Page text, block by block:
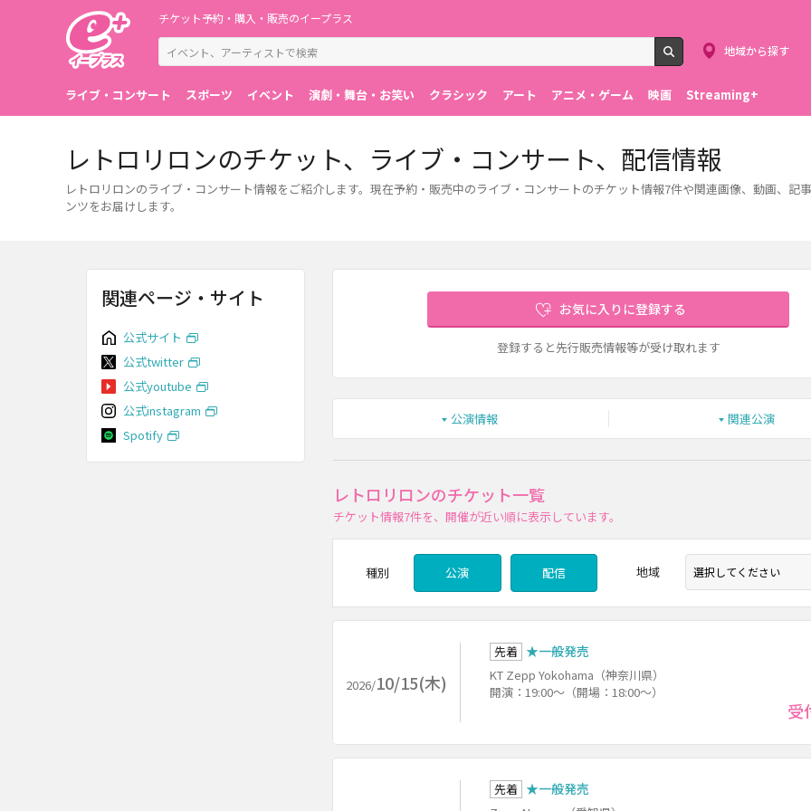
チケット予約・購入・販売のイープラス
検索
地域から探す
ライブ・コンサート スポーツ イベント 演劇・舞台・お笑い クラシック アート アニメ・ゲーム 映画 Streaming+
レトロリロンのチケット、ライブ・コンサート、配信情報
レトロリロンのライブ・コンサート情報をご紹介します。現在予約・販売中のライブ・コンサートのチケット情報7件や関連画像、動画、記
ンツをお届けします。
お気に入りに登録する
登録すると先行販売情報等が受け取れます
公演情報 関連公演
レトロリロンのチケット一覧
チケット情報7件を、開催が近い順に表示しています。
種別 公演 配信 地域
2026/10/15(木)
先着 ★一般発売
KT Zepp Yokohama（神奈川県）
開演：19:00～（開場：18:00～）
受
先着 ★一般発売
関連ページ・サイト
公式サイト
公式twitter
公式youtube
公式instagram
Spotify